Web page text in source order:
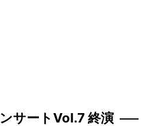
サートVol.7 終演